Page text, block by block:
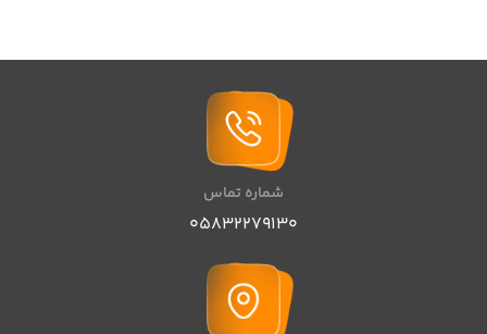
شماره تماس
05832279130